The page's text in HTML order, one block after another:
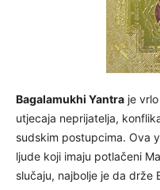
Bagalamukhi Yantra je
utjecaja neprijatelja,
sudskim postupcima. Ova
ljude koji imaju potlačeni
slučaju, najbolje je da drže